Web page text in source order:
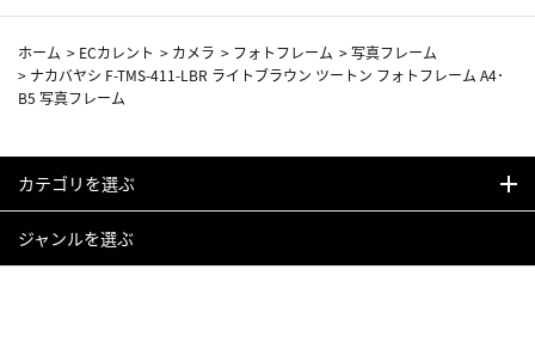
ホーム > ECカレント > カメラ > フォトフレーム >写真フレーム
> ナカバヤシ F-TMS-411-LBR ライトブラウン ツートン フォトフレーム A4･
B5 写真フレーム
カテゴリを選ぶ
ジャンルを選ぶ